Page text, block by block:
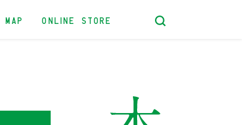
MAP ONLINE STORE